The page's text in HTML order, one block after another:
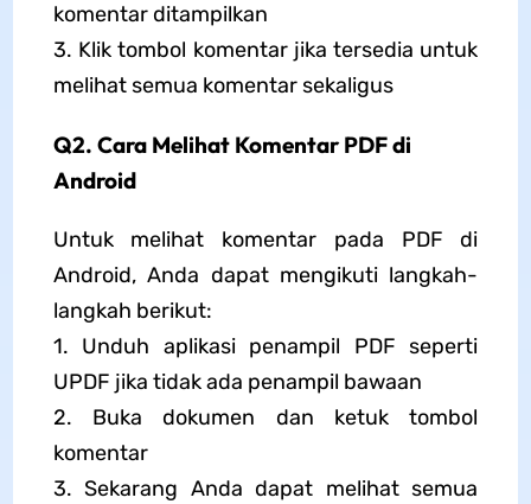
komentar ditampilkan
3. Klik tombol komentar jika tersedia untuk
melihat semua komentar sekaligus
Q2. Cara Melihat Komentar PDF di
Android
Untuk melihat komentar pada PDF di
Android, Anda dapat mengikuti langkah-
langkah berikut:
1. Unduh aplikasi penampil PDF seperti
UPDF jika tidak ada penampil bawaan
2. Buka dokumen dan ketuk tombol
komentar
3. Sekarang Anda dapat melihat semua